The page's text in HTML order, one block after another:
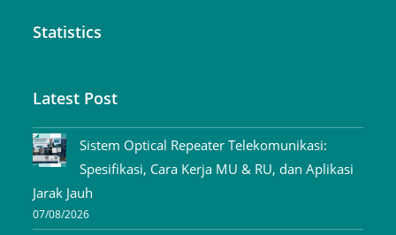
Statistics
Latest Post
Sistem Optical Repeater Telekomunikasi:
Spesifikasi, Cara Kerja MU & RU, dan Aplikasi
Jarak Jauh
07/08/2026